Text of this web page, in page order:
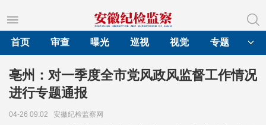
首页
审查 曝光 巡视 视觉 专题
亳州：对一季度全市党风政风监督工作情况
进行专题通报
04-26 09:02 安徽纪检监察网